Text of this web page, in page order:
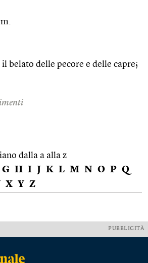
belato delle pecore e delle capre;
dalla a alla z
G H I J K L M N O P Q
X Y Z
PUBBLICITÀ